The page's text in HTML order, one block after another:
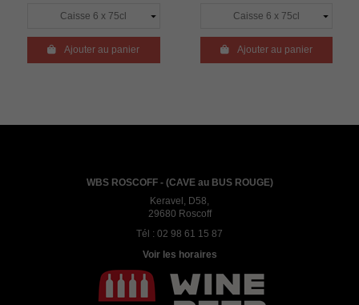
Ajouter au panier Ajouter au panier
WBS ROSCOFF - (CAVE au BUS ROUGE)
Keravel, D58,
29680 Roscoff
Tél : 02 98 61 15 87
Voir les horaires